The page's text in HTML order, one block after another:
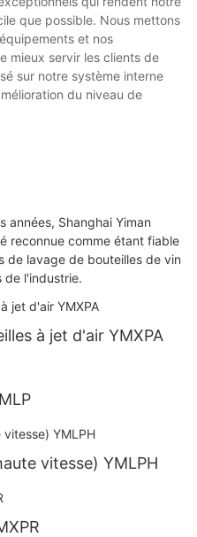
que possible. Nous mettons
et nos
mieux servir les clients de
sur notre système interne
du niveau de
années, Shanghai Yiman
reconnue comme étant fiable
de lavage de bouteilles de vin
de l'industrie.
à jet d'air YMXPA
vitesse) YMLPH